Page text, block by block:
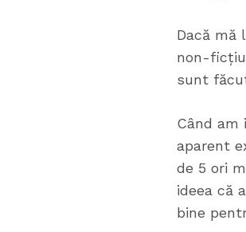
Dacă mă
non-
sunt
Când
aparent
de 5 ori
ideea că
bine